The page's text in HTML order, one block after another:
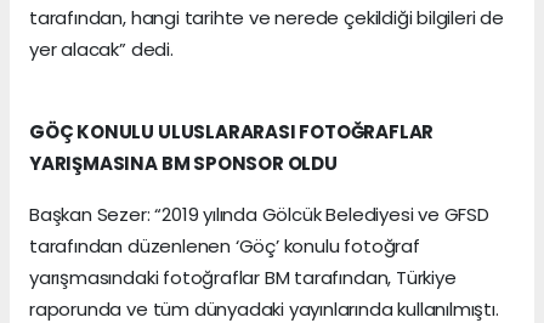
tarafından, hangi tarihte ve nerede çekildiği bilgileri de
yer alacak” dedi.
GÖÇ KONULU ULUSLARARASI FOTOĞRAFLAR
YARIŞMASINA BM SPONSOR OLDU
Başkan Sezer: “2019 yılında Gölcük Belediyesi ve GFSD
tarafından düzenlenen ‘Göç’ konulu fotoğraf
yarışmasındaki fotoğraflar BM tarafından, Türkiye
raporunda ve tüm dünyadaki yayınlarında kullanılmıştı.